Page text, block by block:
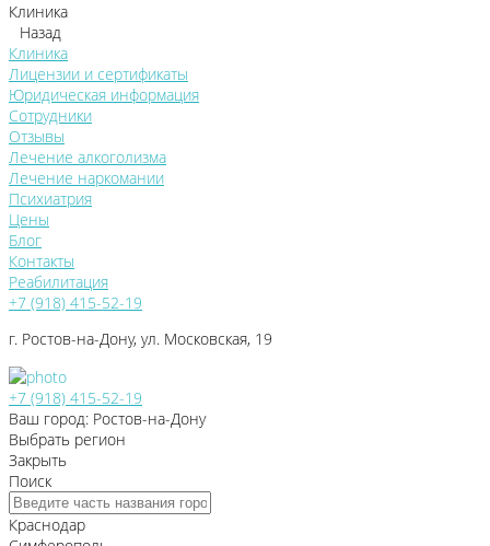
Клиника
Назад
Клиника
Лицензии и сертификаты
Юридическая информация
Сотрудники
Отзывы
Лечение алкоголизма
Лечение наркомании
Психиатрия
Цены
Блог
Контакты
Реабилитация
+7 (918) 415-52-19
г. Ростов-на-Дону, ул. Московская, 19
+7 (918) 415-52-19
Ваш город: Ростов-на-Дону
Выбрать регион
Закрыть
Поиск
Краснодар